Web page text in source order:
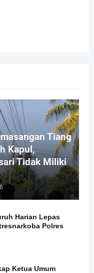
Tiang
Kapul,
Tidak Miliki
Harian Lepas
Polres
Ketua Umum